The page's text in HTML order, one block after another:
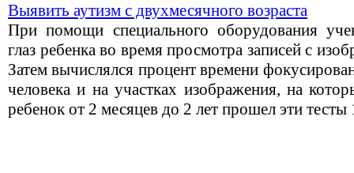
Выявить аутизм с двухмесячного возраста
При помощи специального оборудования
глаз ребенка во время просмотра записей с
Затем вычислялся процент времени
человека и на участках изображения, на
ребенок от 2 месяцев до 2 лет прошел эти тесты